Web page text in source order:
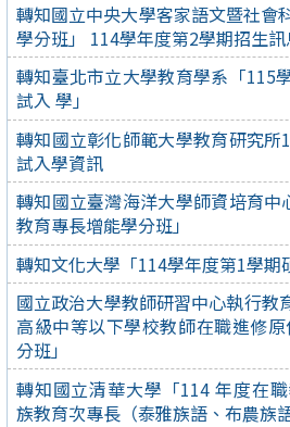
轉知國立中央大學客家語文暨社會
學分班」 114學年度第2學期招生訊
轉知臺北市立大學教育學系「115
試入 學」
轉知國立彰化師範大學教育研究
試入學資訊
轉知國立臺灣海洋大學師資培育
教育專長增能學分班」
轉知文化大學「114學年度第1學期
國立政治大學教師研習中心執行教
高級中等以下學校教師在職進修
分班」
轉知國立清華大學「114 年度在
族教育次專長（泰雅族語、布農族